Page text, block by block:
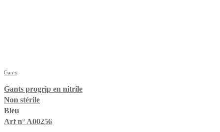
Gants
Gants progrip en nitrile
Non stérile
Bleu
Art n° A00256